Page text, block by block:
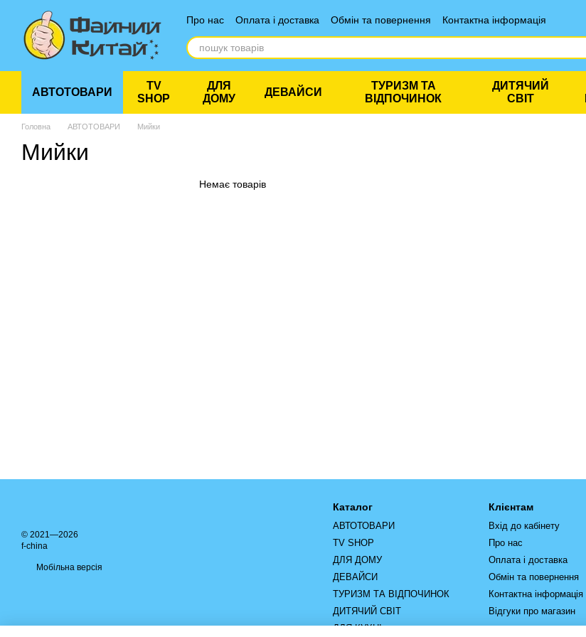
Перейти до основного контенту
Про нас Оплата і доставка Обмін та повернення
Контактна інформація
Відгуки про магазин
АВТОТОВАРИ
TV
SHOP
ДЛЯ
ДОМУ
ДЕВАЙСИ
ТУРИЗМ ТА
ВІДПОЧИНОК
ДИТЯЧИЙ
СВІТ
Головна АВТОТОВАРИ Мийки
Мийки
Немає товарів
© 2021—2026
f-china
Мобільна версія
Каталог
АВТОТОВАРИ
TV SHOP
ДЛЯ ДОМУ
ДЕВАЙСИ
ТУРИЗМ ТА ВІДПОЧИНОК
ДИТЯЧИЙ СВІТ
ДЛЯ КУХНІ
Клієнтам
Вхід до кабінету
Про нас
Оплата і доставка
Обмін та повернення
Контактна інформація
Відгуки про магазин